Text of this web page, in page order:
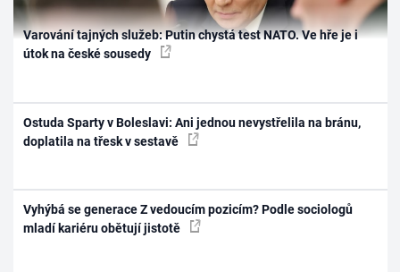
Varování tajných služeb: Putin chystá test NATO. Ve hře je i
útok na české sousedy
Ostuda Sparty v Boleslavi: Ani jednou nevystřelila na bránu,
doplatila na třesk v sestavě
Vyhýbá se generace Z vedoucím pozicím? Podle sociologů
mladí kariéru obětují jistotě